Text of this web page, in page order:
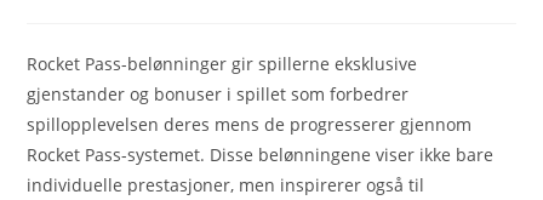
Rocket Pass-belønninger gir spillerne eksklusive
gjenstander og bonuser i spillet som forbedrer
spillopplevelsen deres mens de progresserer gjennom
Rocket Pass-systemet. Disse belønningene viser ikke bare
individuelle prestasjoner, men inspirerer også til